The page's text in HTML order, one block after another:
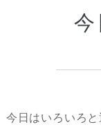
今日はいろいろと